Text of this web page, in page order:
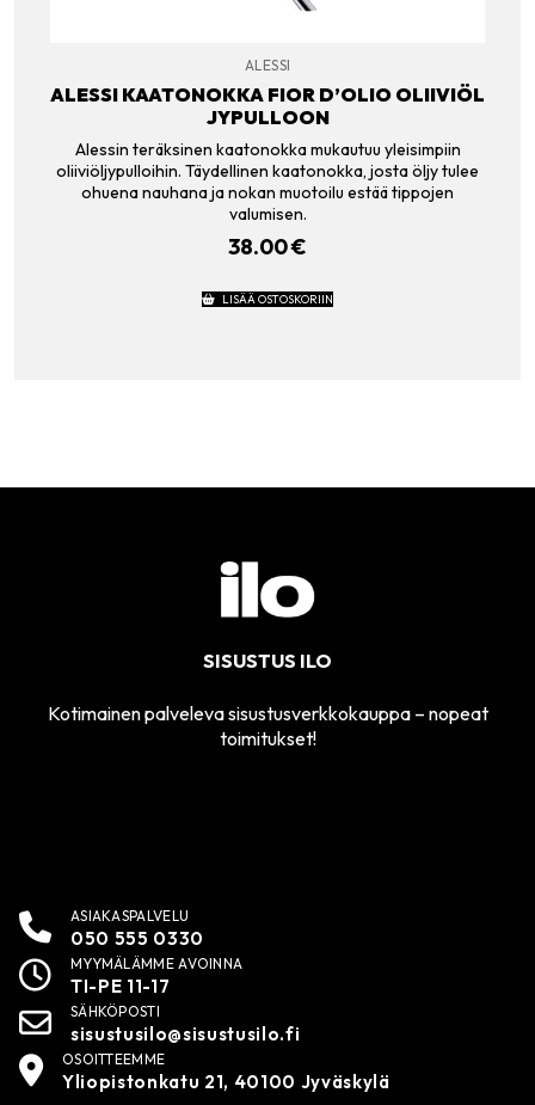
ALESSI
ALESSI KAATONOKKA FIOR D’OLIO OLIIVIÖL
JYPULLOON
Alessin teräksinen kaatonokka mukautuu yleisimpiin
oliiviöljypulloihin. Täydellinen kaatonokka, josta öljy tulee
ohuena nauhana ja nokan muotoilu estää tippojen
valumisen.
38.00€
LISÄÄ OSTOSKORIIN
SISUSTUS ILO
Kotimainen palveleva sisustusverkkokauppa – nopeat
toimitukset!
ASIAKASPALVELU
050 555 0330
MYYMÄLÄMME AVOINNA
TI-PE 11-17
SÄHKÖPOSTI
sisustusilo@sisustusilo.fi
OSOITTEEMME
Yliopistonkatu 21, 40100 Jyväskylä